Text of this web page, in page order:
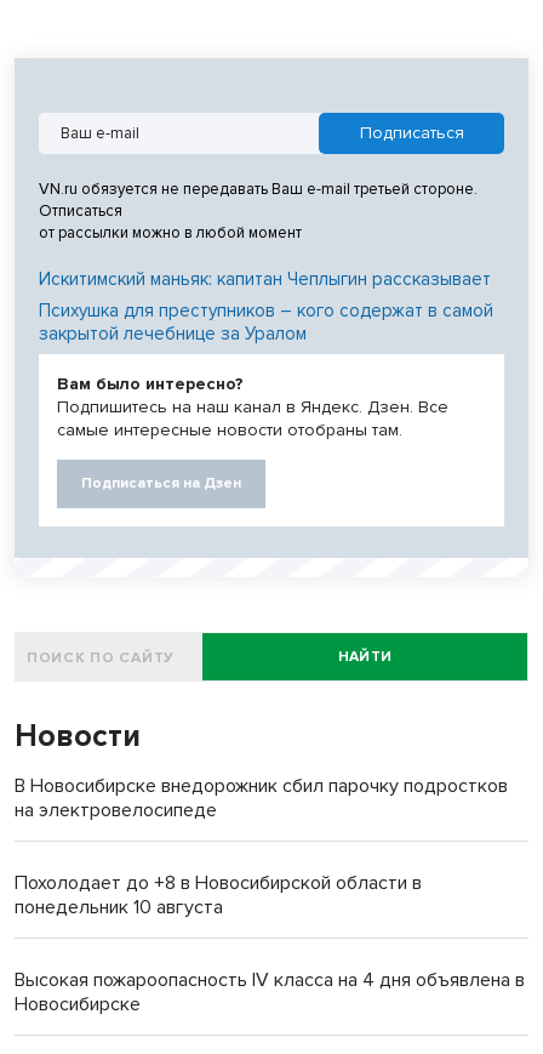
VN.ru обязуется не передавать Ваш e-mail третьей стороне.
Отписаться
от рассылки можно в любой момент
Искитимский маньяк: капитан Чеплыгин рассказывает
Психушка для преступников – кого содержат в самой
закрытой лечебнице за Уралом
Вам было интересно?
Подпишитесь на наш канал в Яндекс. Дзен. Все
самые интересные новости отобраны там.
Подписаться на Дзен
НАЙТИ
Новости
В Новосибирске внедорожник сбил парочку подростков
на электровелосипеде
Похолодает до +8 в Новосибирской области в
понедельник 10 августа
Высокая пожароопасность IV класса на 4 дня объявлена в
Новосибирске